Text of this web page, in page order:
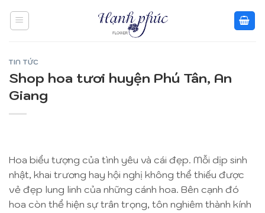
TIN TỨC
Shop hoa tươi huyện Phú Tân, An
Giang
Hoa biểu tượng của tình yêu và cái đẹp. Mỗi dịp sinh
nhật, khai trương hay hội nghị không thể thiếu được
vẻ đẹp lung linh của những cánh hoa. Bên cạnh đó
hoa còn thể hiện sự trân trọng, tôn nghiêm thành kính